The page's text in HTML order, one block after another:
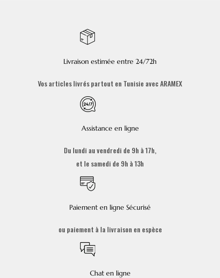
Livraison estimée entre 24/72h
Vos articles livrés partout en Tunisie avec ARAMEX
Assistance en ligne
Du lundi au vendredi de 9h à 17h,
et le samedi de 9h à 13h
Paiement en ligne Sécurisé
ou paiement à la livraison en espèce
Chat en ligne